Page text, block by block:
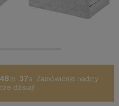
48 36
Zamówienie nadmy
dzisiaj!